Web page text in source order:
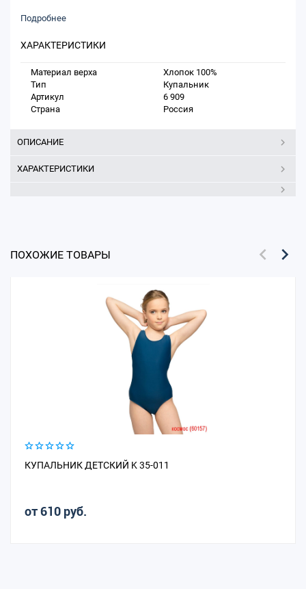
Подробнее
ХАРАКТЕРИСТИКИ
Материал верха
Хлопок 100%
Тип
Купальник
Артикул
6 909
Страна
Россия
ОПИСАНИЕ
ХАРАКТЕРИСТИКИ
ПОХОЖИЕ ТОВАРЫ
КУПАЛЬНИК ДЕТСКИЙ K 35-011
от 610 руб.